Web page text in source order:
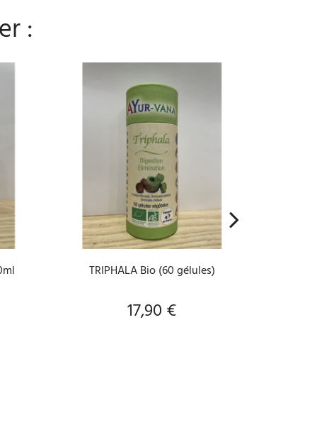
:
AJOUTER AU PANIER
TRIPHALA Bio (60 gélules)
Prix
17,90 €